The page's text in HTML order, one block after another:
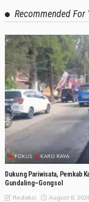
Recommended For
FOKUS KARO RAYA
Dukung Pariwisata, Pemkab
Gundaling–Gongsol
Redaksi August 8,